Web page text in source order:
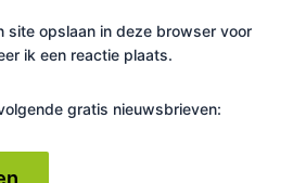
site opslaan in deze browser voor
ik een reactie plaats.
gratis nieuwsbrieven: